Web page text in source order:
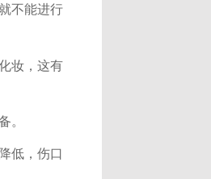
不能进行
妆，这有
。
低，伤口